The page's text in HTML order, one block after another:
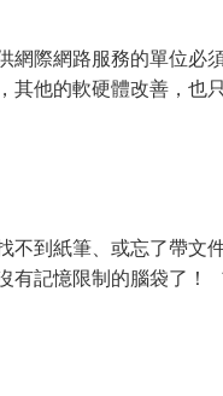
網際網路服務的單位必
其他的軟硬體改善，也
不到紙筆、或忘了帶文
有記憶限制的腦袋了！